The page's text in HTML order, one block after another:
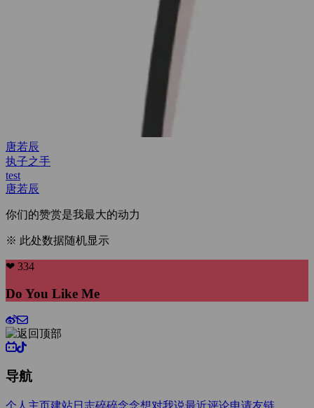
test
test
test
唐若辰
你们的赞赏是我最大的动力
※ 此处数据随机显示
❤ 334
Do You Like Me
导航
个人主页建站日志碎碎念念想对我说 最近评论申请友链